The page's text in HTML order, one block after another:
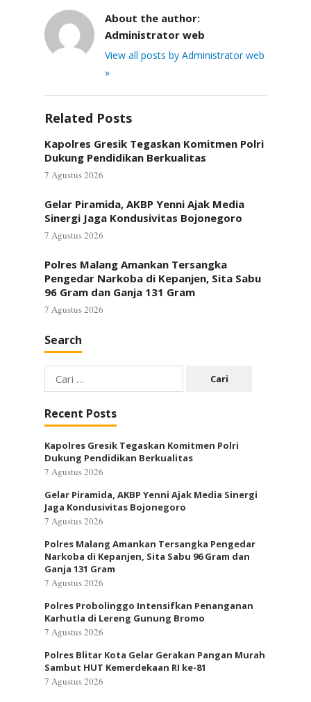
About the author:
Administrator web
View all posts by Administrator web
»
Related Posts
Kapolres Gresik Tegaskan Komitmen Polri
Dukung Pendidikan Berkualitas
7 Agustus 2026
Gelar Piramida, AKBP Yenni Ajak Media
Sinergi Jaga Kondusivitas Bojonegoro
7 Agustus 2026
Polres Malang Amankan Tersangka
Pengedar Narkoba di Kepanjen, Sita Sabu
96 Gram dan Ganja 131 Gram
7 Agustus 2026
Search
Cari
untuk:
Recent Posts
Kapolres Gresik Tegaskan Komitmen Polri
Dukung Pendidikan Berkualitas
7 Agustus 2026
Gelar Piramida, AKBP Yenni Ajak Media Sinergi
Jaga Kondusivitas Bojonegoro
7 Agustus 2026
Polres Malang Amankan Tersangka Pengedar
Narkoba di Kepanjen, Sita Sabu 96 Gram dan
Ganja 131 Gram
7 Agustus 2026
Polres Probolinggo Intensifkan Penanganan
Karhutla di Lereng Gunung Bromo
7 Agustus 2026
Polres Blitar Kota Gelar Gerakan Pangan Murah
Sambut HUT Kemerdekaan RI ke-81
7 Agustus 2026